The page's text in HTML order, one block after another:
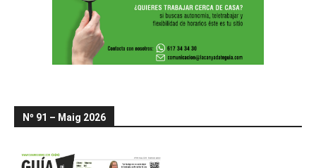
Nº 91 – Maig 2026